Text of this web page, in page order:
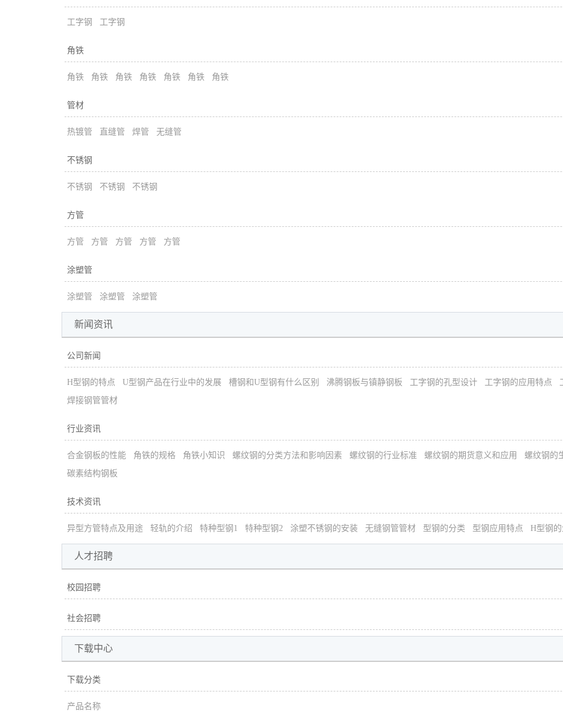
工字钢 工字钢
角铁
角铁 角铁 角铁 角铁 角铁 角铁 角铁
管材
热镀管 直缝管 焊管 无缝管
不锈钢
不锈钢 不锈钢 不锈钢
方管
方管 方管 方管 方管 方管
涂塑管
涂塑管 涂塑管 涂塑管
新闻资讯
公司新闻
H型钢的特点 U型钢产品在行业中的发展 槽钢和U型钢有什么区别 沸腾钢板与镇静钢板 工字钢的孔型设计 工字钢的应用特点
焊接钢管管材
行业资讯
合金钢板的性能 角铁的规格 角铁小知识 螺纹钢的分类方法和影响因素 螺纹钢的行业标准 螺纹钢的期货意义和应用 螺纹钢的
碳素结构钢板
技术资讯
异型方管特点及用途 轻轨的介绍 特种型钢1 特种型钢2 涂塑不锈钢的安装 无缝钢管管材 型钢的分类 型钢应用特点 H型钢
人才招聘
校园招聘
社会招聘
下载中心
下载分类
产品名称